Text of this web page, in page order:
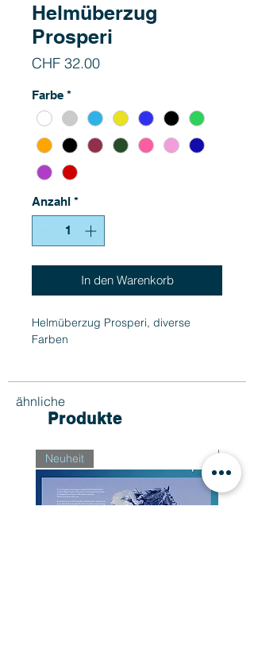
Helmüberzug
Prosperi
CHF 32.00Preis
Farbe *
Anzahl *
In den Warenkorb
Helmüberzug Prosperi, diverse
Farben
ähnliche
Produkte
Neuheit